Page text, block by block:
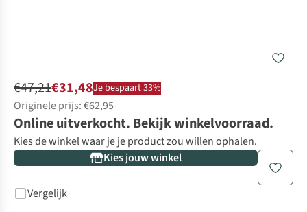
€47,21€31,48Je bespaart 33%
Originele prijs: €62,95
Online uitverkocht. Bekijk winkelvoorraad.
Kies de winkel waar je je product zou willen ophalen.
Kies jouw winkel
Vergelijk